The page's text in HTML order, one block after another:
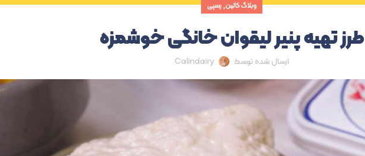
وبلاگ کالین,رسپی
طرز تهیه پنیر لیقوان خانگی خوشمزه
ارسال شده توسط Calindairy